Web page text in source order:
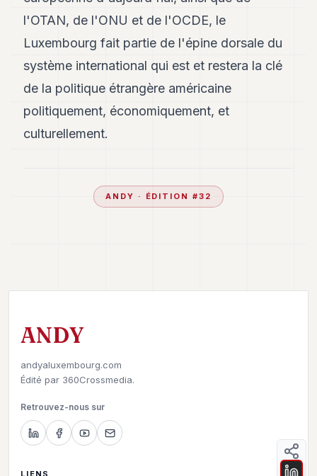
l'OTAN, de l'ONU et de l'OCDE, le
Luxembourg fait partie de l'épine dorsale du
système international qui est et restera la clé
de la politique étrangère américaine
politiquement, économiquement, et
culturellement.
ANDY · ÉDITION #32
ANDY
andyaluxembourg.com
Édité par 360Crossmedia.
Retrouvez-nous sur
LIENS